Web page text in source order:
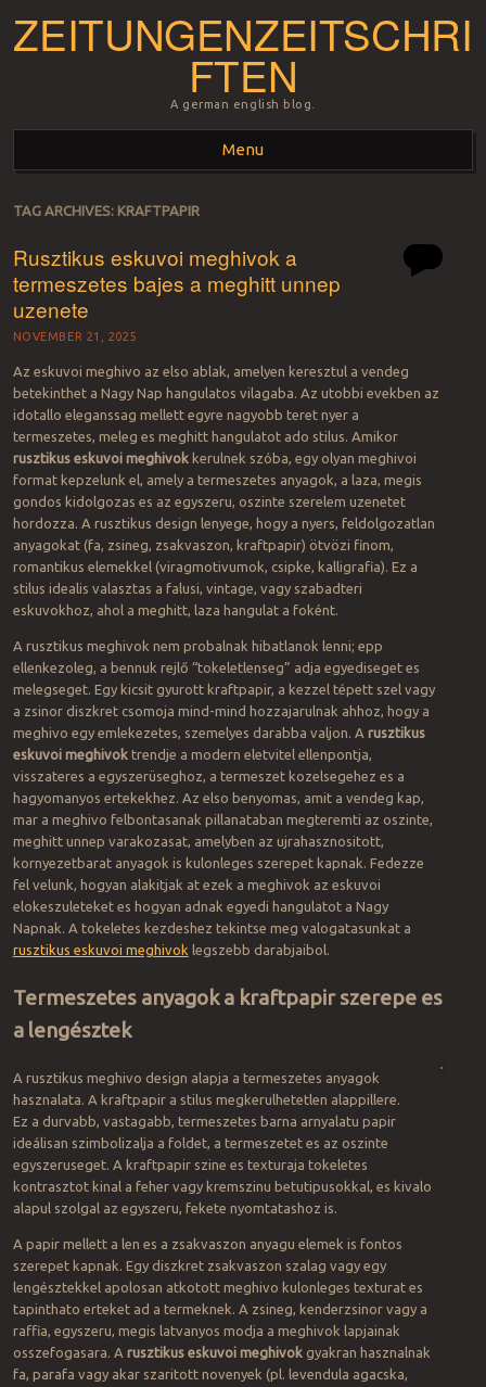
ZEITUNGENZEITSCHRI
FTEN
A german english blog.
Menu
Skip to content
TAG ARCHIVES: KRAFTPAPIR
Rusztikus eskuvoi meghivok a
termeszetes bajes a meghitt unnep
uzenete
NOVEMBER 21, 2025
Az eskuvoi meghivo az elso ablak, amelyen keresztul a vendeg
betekinthet a Nagy Nap hangulatos vilagaba. Az utobbi evekben az
idotallo eleganssag mellett egyre nagyobb teret nyer a
termeszetes, meleg es meghitt hangulatot ado stilus. Amikor
rusztikus eskuvoi meghivokkerulnek szóba, egy olyan meghivoi
format kepzelunk el, amely a termeszetes anyagok, a laza, megis
gondos kidolgozas es az egyszeru, oszinte szerelem uzenetet
hordozza. A rusztikus design lenyege, hogy a nyers, feldolgozatlan
anyagokat (fa, zsineg, zsakvaszon, kraftpapir) ötvözi finom,
romantikus elemekkel (viragmotivumok, csipke, kalligrafia). Ez a
stilus idealis valasztas a falusi, vintage, vagy szabadteri
eskuvokhoz, ahol a meghitt, laza hangulat a foként.
A rusztikus meghivok nem probalnak hibatlanok lenni; epp
ellenkezoleg, a bennuk rejlő “tokeletlenseg” adja egyediseget es
melegseget. Egy kicsit gyurott kraftpapir, a kezzel tépett szel vagy
a zsinor diszkret csomoja mind-mind hozzajarulnak ahhoz, hogy a
meghivo egy emlekezetes, szemelyes darabba valjon. A rusztikus
eskuvoi meghivoktrendje a modern eletvitel ellenpontja,
visszateres a egyszerüseghoz, a termeszet kozelsegehez es a
hagyomanyos ertekekhez. Az elso benyomas, amit a vendeg kap,
mar a meghivo felbontasanak pillanataban megteremti az oszinte,
meghitt unnep varakozasat, amelyben az ujrahasznositott,
kornyezetbarat anyagok is kulonleges szerepet kapnak. Fedezze
fel velunk, hogyan alakitjak at ezek a meghivok az eskuvoi
elokeszuleteket es hogyan adnak egyedi hangulatot a Nagy
Napnak. A tokeletes kezdeshez tekintse meg valogatasunkat a
rusztikus eskuvoi meghivok legszebb darabjaibol.
Termeszetes anyagok a kraftpapir szerepe es
a lengésztek
A rusztikus meghivo design alapja a termeszetes anyagok
hasznalata. A kraftpapir a stilus megkerulhetetlen alappillere.
Ez a durvabb, vastagabb, termeszetes barna arnyalatu papir
ideálisan szimbolizalja a foldet, a termeszetet es az oszinte
egyszeruseget. A kraftpapir szine es texturaja tokeletes
kontrasztot kinal a feher vagy kremszinu betutipusokkal, es kivalo
alapul szolgal az egyszeru, fekete nyomtatashoz is.
A papir mellett a len es a zsakvaszon anyagu elemek is fontos
szerepet kapnak. Egy diszkret zsakvaszon szalag vagy egy
lengésztekkel apolosan atkotott meghivo kulonleges texturat es
tapinthato erteket ad a termeknek. A zsineg, kenderzsinor vagy a
raffia, egyszeru, megis latvanyos modja a meghivok lapjainak
osszefogasara. A rusztikus eskuvoi meghivokgyakran hasznalnak
fa, parafa vagy akar szaritott novenyek (pl. levendula agacska,